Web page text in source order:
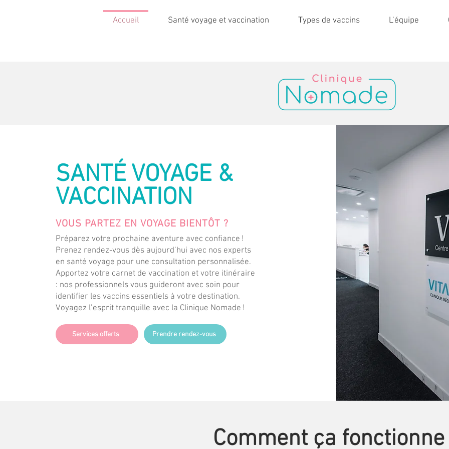
Accueil Santé voyage et vaccination Types de vaccins L’équipe
SANTÉ VOYAGE &
VACCINATION
VOUS PARTEZ EN VOYAGE BIENTÔT ?
Préparez votre prochaine aventure avec confiance !
Prenez rendez-vous dès aujourd’hui avec nos experts
en santé voyage pour une consultation personnalisée.
Apportez votre carnet de vaccination et votre itinéraire
: nos professionnels vous guideront avec soin pour
identifier les vaccins essentiels à votre destination.
Voyagez l’esprit tranquille avec la Clinique Nomade !
Services offerts Prendre rendez-vous
Comment ça fonctionne